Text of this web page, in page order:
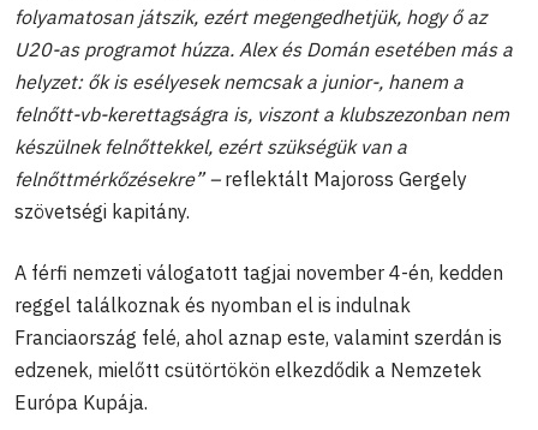
folyamatosan játszik, ezért megengedhetjük, hogy ő az
U20-as programot húzza. Alex és Domán esetében más a
helyzet: ők is esélyesek nemcsak a junior-, hanem a
felnőtt-vb-kerettagságra is, viszont a klubszezonban nem
készülnek felnőttekkel, ezért szükségük van a
felnőttmérkőzésekre” –reflektált Majoross Gergely
szövetségi kapitány.
A férfi nemzeti válogatott tagjai november 4-én, kedden
reggel találkoznak és nyomban el is indulnak
Franciaország felé, ahol aznap este, valamint szerdán is
edzenek, mielőtt csütörtökön elkezdődik a Nemzetek
Európa Kupája.